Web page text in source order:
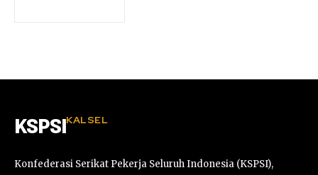
KSPSI KALSEL
Konfederasi Serikat Pekerja Seluruh Indonesia (KSPSI),